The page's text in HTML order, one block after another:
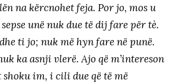
na kërcnohet feja. Por jo, mos u
unë nuk due të dij fare për tè.
ti jo; nuk më hyn fare në punë.
ka asnji vlerë. Ajo që m’intereson
im, i cili due që të më